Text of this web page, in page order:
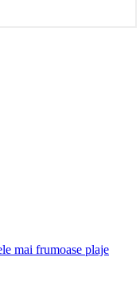
mai frumoase plaje